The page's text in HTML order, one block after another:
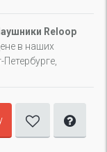
Reloop
в наших